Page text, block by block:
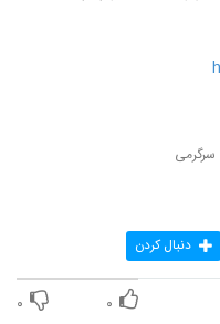
سرگرمی
دنبال کردن
۰ ۰